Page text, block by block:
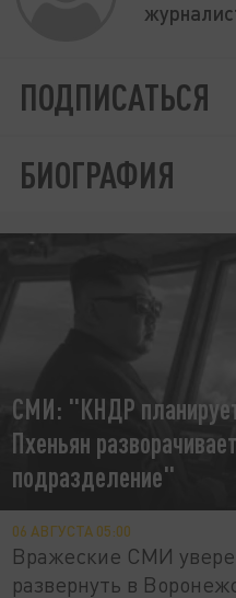
ПОДПИСАТЬСЯ
БИОГРАФИЯ
СМИ: "КНДР
Пхеньян
подразделение"
06 АВГУСТА 05:00
Вражеские СМИ
развернуть в